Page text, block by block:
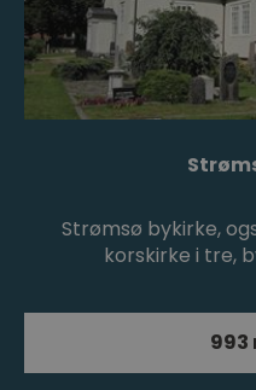
Strømsø bykirke,
korskirke i tre,
993